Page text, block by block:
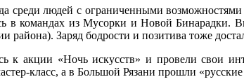
среди людей с ограниченными
в командах из Мусорки и Новой
Заряд бодрости и позитива тоже
к акции «Ночь искусств» и провели свои
класс, а в Большой Рязани прошли